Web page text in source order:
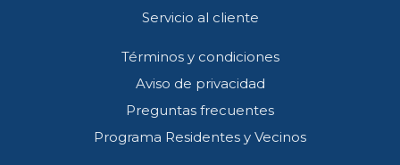
Servicio al cliente
Términos y condiciones
Aviso de privacidad
Preguntas frecuentes
Programa Residentes y Vecinos